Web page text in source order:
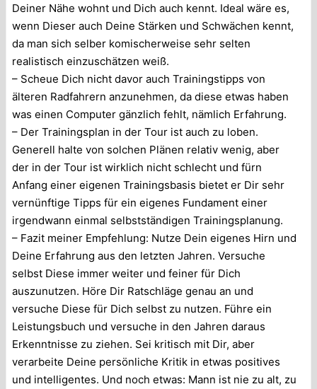
Deiner Nähe wohnt und Dich auch kennt. Ideal wäre es,
wenn Dieser auch Deine Stärken und Schwächen kennt,
da man sich selber komischerweise sehr selten
realistisch einzuschätzen weiß.
– Scheue Dich nicht davor auch Trainingstipps von
älteren Radfahrern anzunehmen, da diese etwas haben
was einen Computer gänzlich fehlt, nämlich Erfahrung.
– Der Trainingsplan in der Tour ist auch zu loben.
Generell halte von solchen Plänen relativ wenig, aber
der in der Tour ist wirklich nicht schlecht und fürn
Anfang einer eigenen Trainingsbasis bietet er Dir sehr
vernünftige Tipps für ein eigenes Fundament einer
irgendwann einmal selbstständigen Trainingsplanung.
– Fazit meiner Empfehlung: Nutze Dein eigenes Hirn und
Deine Erfahrung aus den letzten Jahren. Versuche
selbst Diese immer weiter und feiner für Dich
auszunutzen. Höre Dir Ratschläge genau an und
versuche Diese für Dich selbst zu nutzen. Führe ein
Leistungsbuch und versuche in den Jahren daraus
Erkenntnisse zu ziehen. Sei kritisch mit Dir, aber
verarbeite Deine persönliche Kritik in etwas positives
und intelligentes. Und noch etwas: Mann ist nie zu alt, zu